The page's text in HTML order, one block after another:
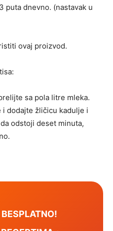
puta dnevno. (nastavak u
ovaj proizvod.
sa pola litre mleka.
i dodajte žličicu kadulje i
odstoji deset minuta,